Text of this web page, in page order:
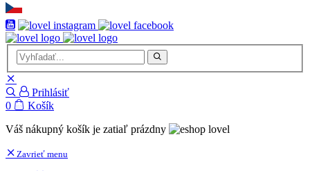
Prihlásiť
0
Košík
Váš nákupný košík je zatiaľ prázdny
Zavrieť menu